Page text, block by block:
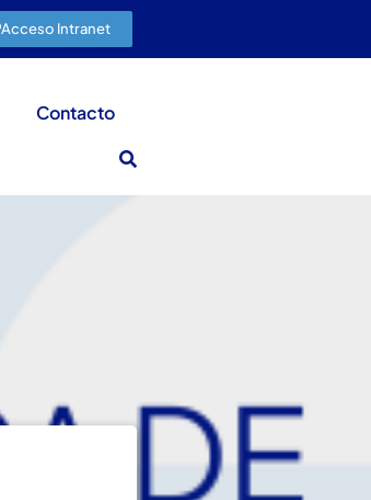
Acceso Intranet
Contacto